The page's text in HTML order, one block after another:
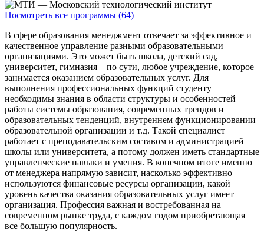
Посмотреть все программы (64)
В сфере образования менеджмент отвечает за эффективное и
качественное управление разными образовательными
организациями. Это может быть школа, детский сад,
университет, гимназия – по сути, любое учреждение, которое
занимается оказанием образовательных услуг. Для
выполнения профессиональных функций студенту
необходимы знания в области структуры и особенностей
работы системы образования, современных трендов и
образовательных тенденций, внутреннем функционировании
образовательной организации и т.д. Такой специалист
работает с преподавательским составом и администрацией
школы или университета, а потому должен иметь стандартные
управленческие навыки и умения. В конечном итоге именно
от менеджера напрямую зависит, насколько эффективно
используются финансовые ресурсы организации, какой
уровень качества оказания образовательных услуг имеет
организация. Профессия важная и востребованная на
современном рынке труда, с каждом годом приобретающая
все большую популярность.